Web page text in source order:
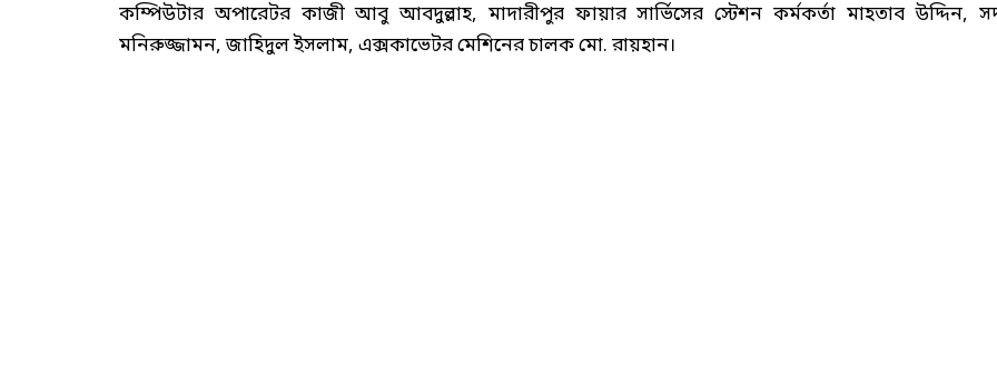
কম্পিউটার অপারেটর কাজী আবু আবদুল্লাহ, মাদারীপুর ফায়ার সার্ভিসের স্টেশন কর্মকর্তা মাহতাব উদ্দিন,
মনিরুজ্জামন, জাহিদুল ইসলাম, এক্সকাভেটর মেশিনের চালক মো. রায়হান।